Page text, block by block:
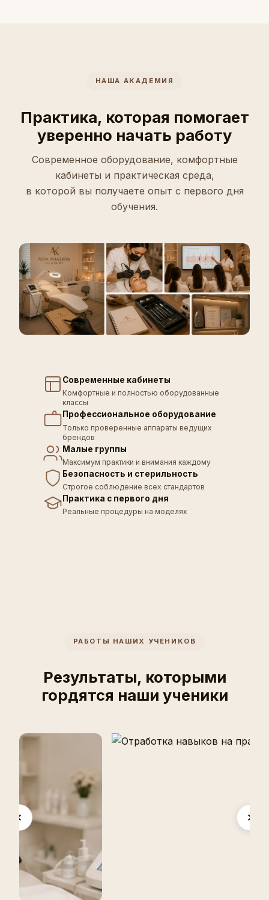
НАША АКАДЕМИЯ
Практика, которая помогает
уверенно начать работу
Современное оборудование, комфортные
кабинеты и практическая среда,
в которой вы получаете опыт с первого дня
обучения.
Современные кабинеты
Комфортные и полностью оборудованные
классы
Профессиональное оборудование
Только проверенные аппараты ведущих
брендов
Малые группы
Максимум практики и внимания каждому
Безопасность и стерильность
Строгое соблюдение всех стандартов
Практика с первого дня
Реальные процедуры на моделях
РАБОТЫ НАШИХ УЧЕНИКОВ
Результаты, которыми
гордятся наши ученики